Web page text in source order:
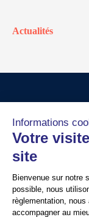
Actualités